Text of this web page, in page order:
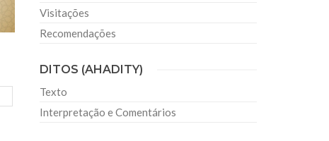
Visitações
Recomendações
DITOS (AHADITY)
Texto
Interpretação e Comentários